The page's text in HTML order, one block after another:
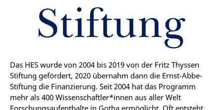
Das HES wurde von 2004 bis 2019 von der Fritz Thyssen
Stiftung gefördert, 2020 übernahm dann die Ernst-Abbe-
Stiftung die Finanzierung. Seit 2004 hat das Programm
mehr als 400 Wissenschaftler*innen aus aller Welt
Forschungsaufenthalte in Gotha ermöglicht. Oft entsteht